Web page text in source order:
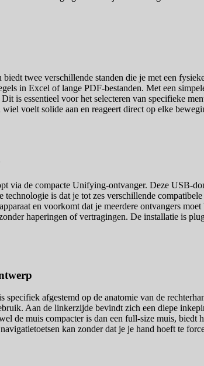
twee verschillende standen die je met een
in Excel of lange PDF-bestanden. Met een
is essentieel voor het selecteren van specifieke
voelt solide aan en reageert direct op elke
via de compacte Unifying-ontvanger. Deze USB-
technologie is dat je tot zes verschillende
en voorkomt dat je meerdere ontvangers
haperingen of vertragingen. De installatie is
afgestemd op de anatomie van de
Aan de linkerzijde bevindt zich een diepe
de muis compacter is dan een full-size muis, biedt
kan zonder dat je je hand hoeft te